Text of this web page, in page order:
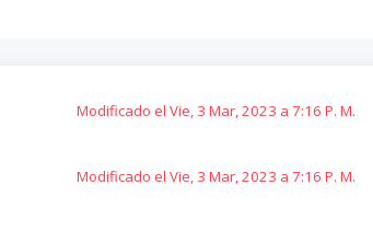
Modificado el Vie, 3 Mar, 2023 a 7:16 P. M.
Modificado el Vie, 3 Mar, 2023 a 7:16 P. M.